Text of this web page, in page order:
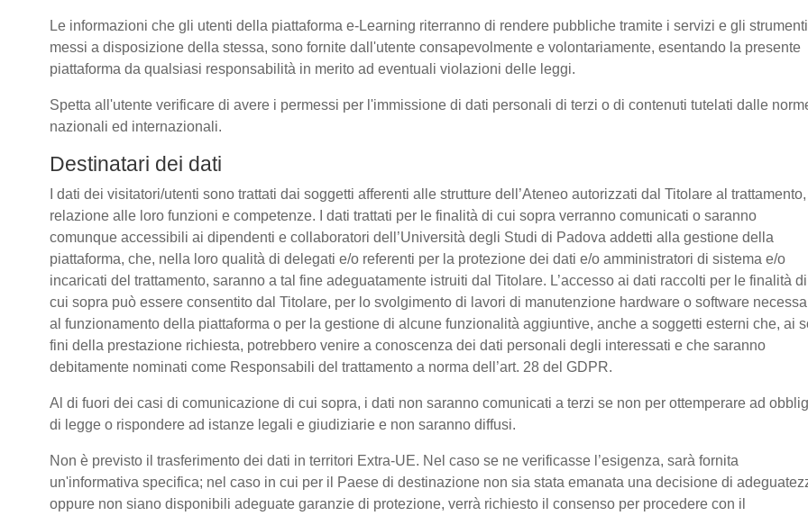
Le informazioni che gli utenti della piattaforma e-Learning riterranno di rendere pubbliche tramite i servizi e gli strumenti
messi a disposizione della stessa, sono fornite dall'utente consapevolmente e volontariamente, esentando la presente
piattaforma da qualsiasi responsabilità in merito ad eventuali violazioni delle leggi.
Spetta all'utente verificare di avere i permessi per l'immissione di dati personali di terzi o di contenuti tutelati dalle
nazionali ed internazionali.
Destinatari dei dati
I dati dei visitatori/utenti sono trattati dai soggetti afferenti alle strutture dell’Ateneo autorizzati dal Titolare al
relazione alle loro funzioni e competenze. I dati trattati per le finalità di cui sopra verranno comunicati o saranno
comunque accessibili ai dipendenti e collaboratori dell’Università degli Studi di Padova addetti alla gestione della
piattaforma, che, nella loro qualità di delegati e/o referenti per la protezione dei dati e/o amministratori di sistema e/o
incaricati del trattamento, saranno a tal fine adeguatamente istruiti dal Titolare. L’accesso ai dati raccolti per le finalità di
cui sopra può essere consentito dal Titolare, per lo svolgimento di lavori di manutenzione hardware o software
al funzionamento della piattaforma o per la gestione di alcune funzionalità aggiuntive, anche a soggetti esterni che, ai
fini della prestazione richiesta, potrebbero venire a conoscenza dei dati personali degli interessati e che saranno
debitamente nominati come Responsabili del trattamento a norma dell’art. 28 del GDPR.
Al di fuori dei casi di comunicazione di cui sopra, i dati non saranno comunicati a terzi se non per ottemperare ad
di legge o rispondere ad istanze legali e giudiziarie e non saranno diffusi.
Non è previsto il trasferimento dei dati in territori Extra-UE. Nel caso se ne verificasse l’esigenza, sarà fornita
un'informativa specifica; nel caso in cui per il Paese di destinazione non sia stata emanata una decisione di
oppure non siano disponibili adeguate garanzie di protezione, verrà richiesto il consenso per procedere con il